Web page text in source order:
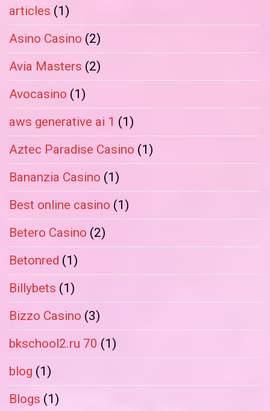
articles (1)
Asino Casino (2)
Avia Masters (2)
Avocasino (1)
aws generative ai 1 (1)
Aztec Paradise Casino (1)
Bananzia Casino (1)
Best online casino (1)
Betero Casino (2)
Betonred (1)
Billybets (1)
Bizzo Casino (3)
bkschool2.ru 70 (1)
blog (1)
Blogs (1)